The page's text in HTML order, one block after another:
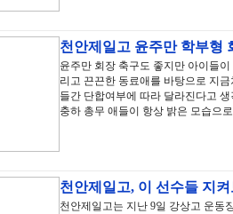
천안제일고 윤주만 학부형
윤주만 회장 축구도 좋지만 아이들
리고 끈끈한 동료애를 바탕으로 지
들간 단합여부에 따라 달라진다고
충하 총무 애들이 항상 밝은 모습으
천안제일고, 이 선수들 지
천안제일고는 지난 9일 강상고 운동